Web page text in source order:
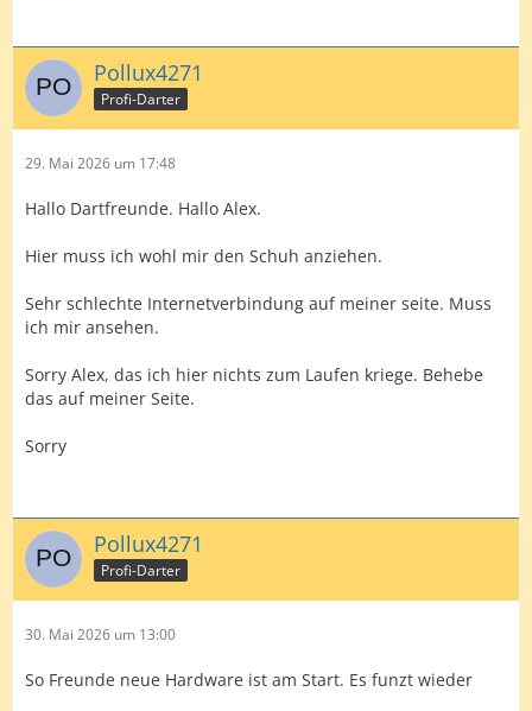
Pollux4271
Profi-Darter
29. Mai 2026 um 17:48
Hallo Dartfreunde. Hallo Alex.
Hier muss ich wohl mir den Schuh anziehen.
Sehr schlechte Internetverbindung auf meiner seite. Muss
ich mir ansehen.
Sorry Alex, das ich hier nichts zum Laufen kriege. Behebe
das auf meiner Seite.
Sorry
Pollux4271
Profi-Darter
30. Mai 2026 um 13:00
So Freunde neue Hardware ist am Start. Es funzt wieder